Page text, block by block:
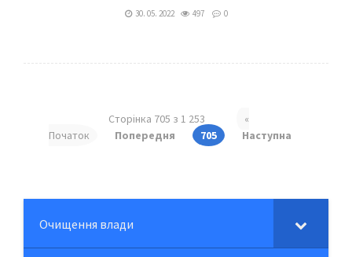
30. 05. 2022 497 0
Сторінка 705 з 1 253
«
Початок
Попередня 705 Наступна
Очищення влади